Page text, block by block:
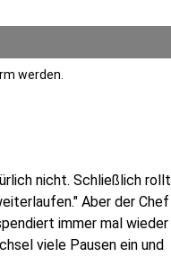
werden.
nicht. Schließlich rollt
Aber der Chef
immer mal wieder
viele Pausen ein und